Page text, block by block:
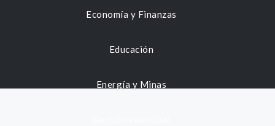
Economía y Finanzas
Educación
Energía y Minas